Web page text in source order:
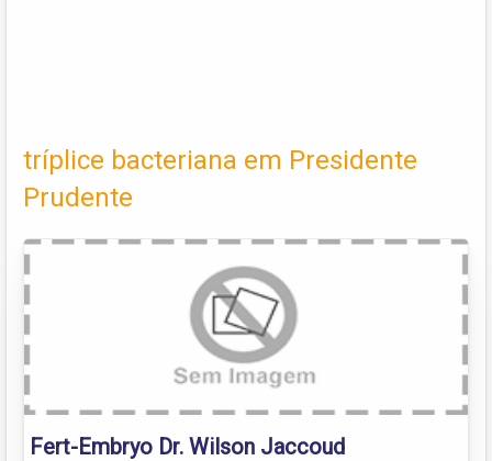
tríplice bacteriana em Presidente
Prudente
Fert-Embryo Dr. Wilson Jaccoud